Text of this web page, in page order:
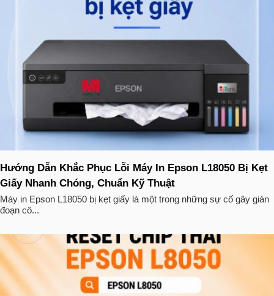
Hướng Dẫn Khắc Phục Lỗi Máy In Epson L18050 Bị Kẹt
Giấy Nhanh Chóng, Chuẩn Kỹ Thuật
Máy in Epson L18050 bị kẹt giấy là một trong những sự cố gây gián
đoạn cô...